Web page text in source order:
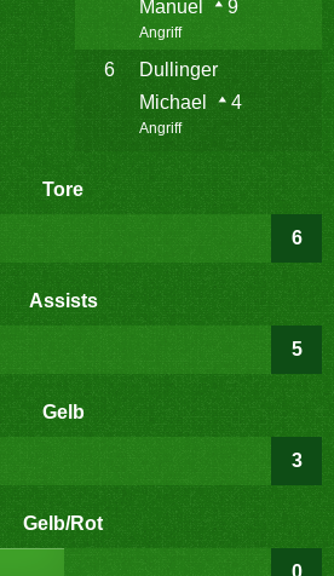
Manuel
9
Angriff
6
Dullinger
Michael
4
Angriff
Tore
6
Assists
5
Gelb
3
Gelb/Rot
0